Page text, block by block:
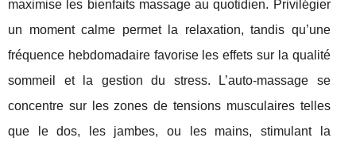
maximise les bienfaits massage au quotidien. Privilégier
un moment calme permet la relaxation, tandis qu’une
fréquence hebdomadaire favorise les effets sur la qualité
sommeil et la gestion du stress. L’auto-massage se
concentre sur les zones de tensions musculaires telles
que le dos, les jambes, ou les mains, stimulant la